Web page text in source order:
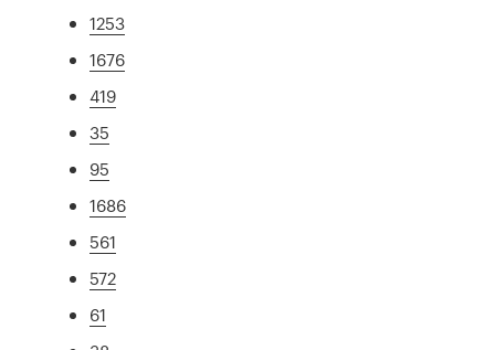
1253
1676
419
35
95
1686
561
572
61